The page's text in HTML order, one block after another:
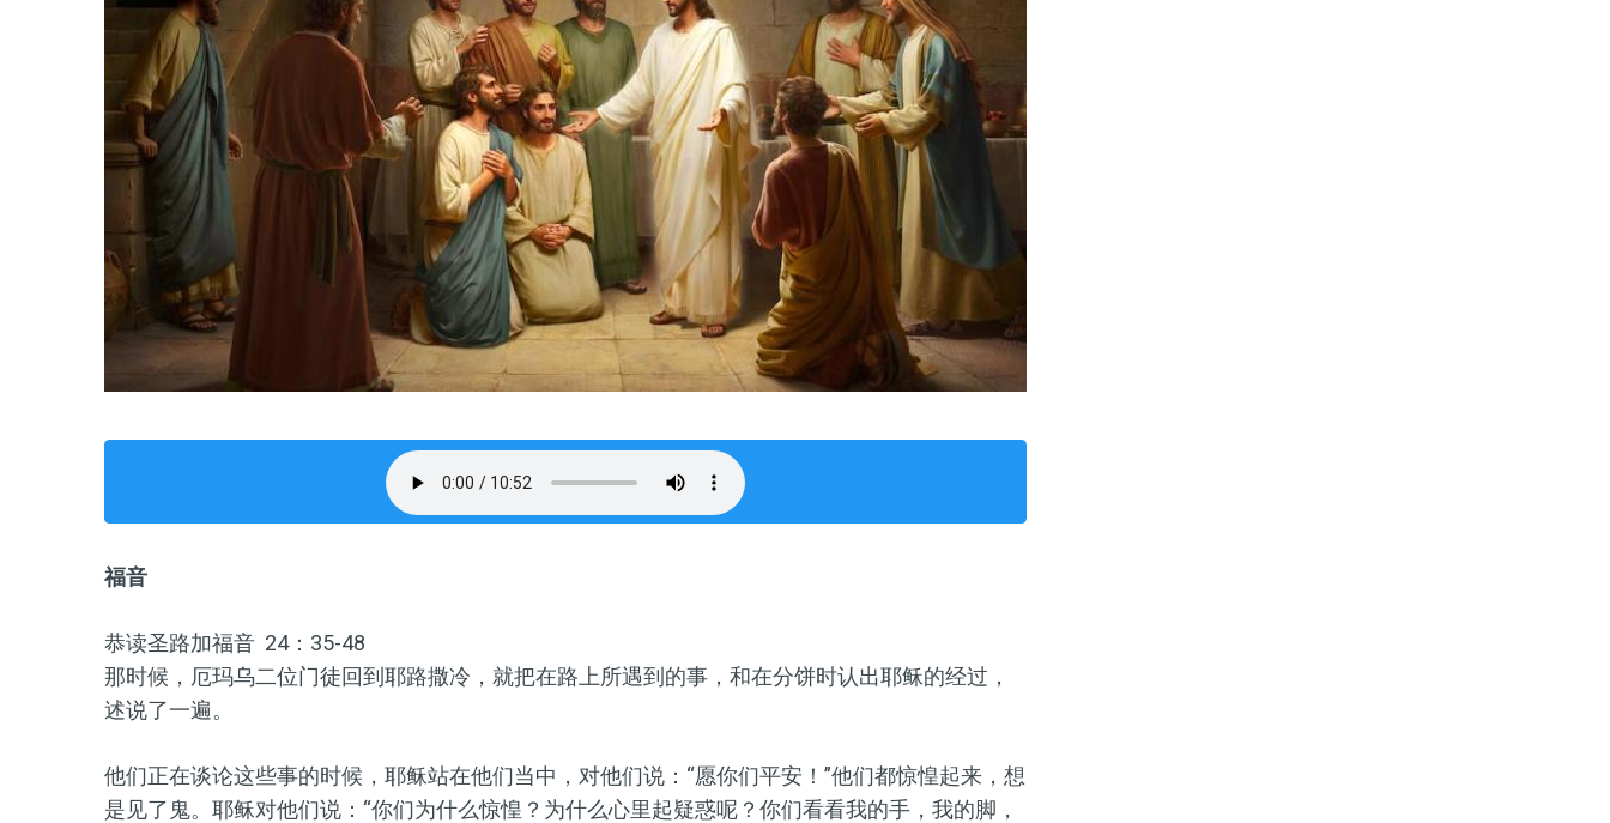
福音
恭读圣路加福音 24：35-48
那时候，厄玛乌二位门徒回到耶路撒冷，就把在路上所遇到的事，和在分饼时认出耶稣的经过，
述说了一遍。
他们正在谈论这些事的时候，耶稣站在他们当中，对他们说：“愿你们平安！”他们都惊惶起来，想
是见了鬼。耶稣对他们说：“你们为什么惊惶？为什么心里起疑惑呢？你们看看我的手，我的脚，